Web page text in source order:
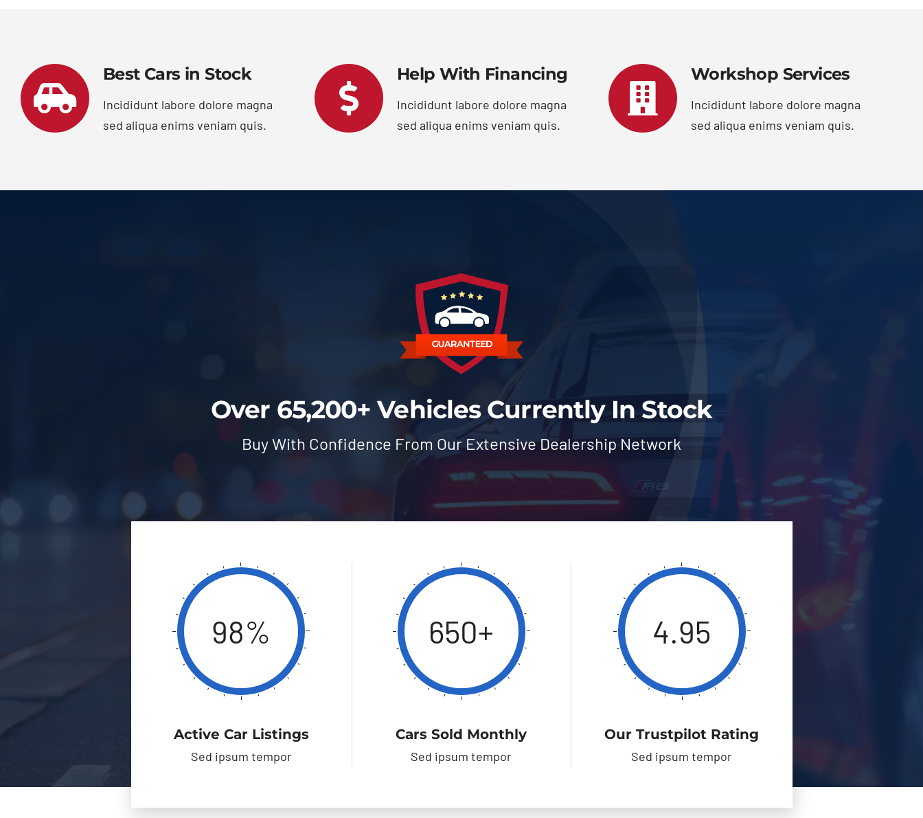
Best Cars in Stock
Incididunt labore dolore magna
sed aliqua enims veniam quis.
Help With Financing
Incididunt labore dolore magna
sed aliqua enims veniam quis.
Workshop Services
Incididunt labore dolore magna
sed aliqua enims veniam quis.
Over 65,200+ Vehicles Currently In Stock
Buy With Confidence From Our Extensive Dealership Network
98%
Active Car Listings
Sed ipsum tempor
650+
Cars Sold Monthly
Sed ipsum tempor
4.95
Our Trustpilot Rating
Sed ipsum tempor